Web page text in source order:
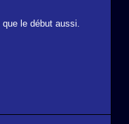
le début aussi.